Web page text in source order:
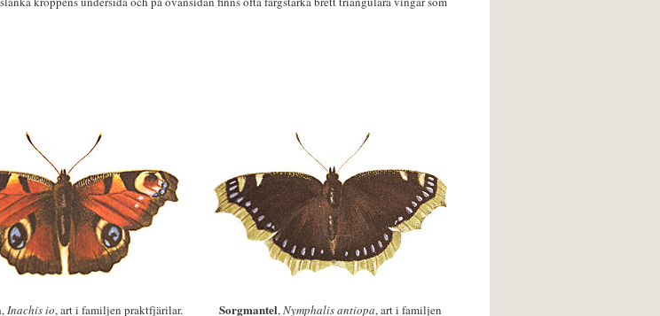
,Inachis io, art i familjen praktfjärilar.
Sorgmantel,Nymphalis antiopa, art i familjen